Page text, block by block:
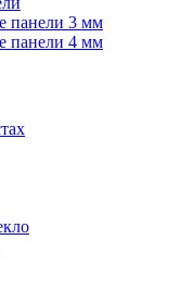
панели 3 мм
панели 4 мм